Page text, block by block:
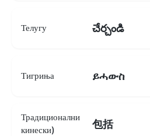
Телугу చేర్చండి
Тигриња ይሓውስ
Традиционални
кинески)
包括